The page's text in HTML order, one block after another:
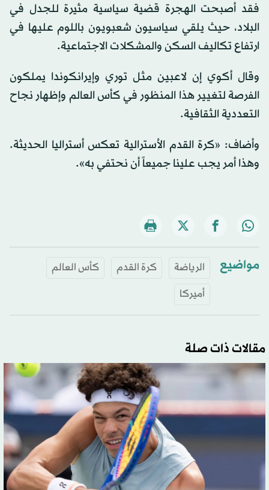
فقد أصبحت الهجرة قضية سياسية مثيرة للجدل في
البلاد، حيث يلقي سياسيون شعبويون باللوم عليها في
ارتفاع تكاليف السكن والمشكلات الاجتماعية.
وقال أكوي إن لاعبين مثل توري وإيرانكوندا يملكون
الفرصة لتغيير هذا المنظور في كأس العالم وإظهار نجاح
التعددية الثقافية.
وأضاف: «كرة القدم الأسترالية تعكس أستراليا الحديثة.
وهذا أمر يجب علينا جميعاً أن نحتفي به».
مواضيع الرياضة كرة القدم
كأس العالم
أميركا
مقالات ذات صلة